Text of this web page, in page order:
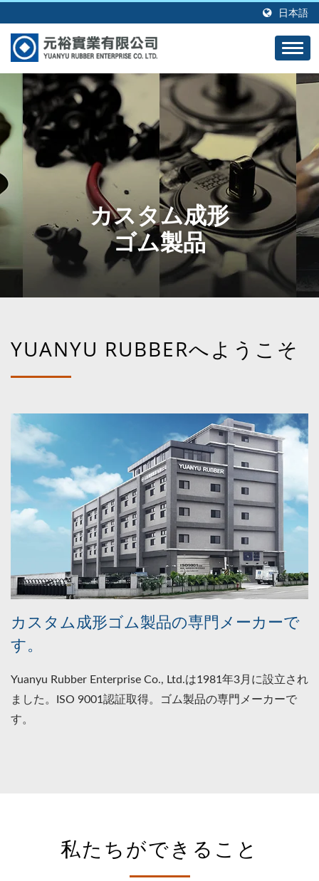
日本語
カスタム成形
ゴム製品
YUANYU RUBBERへようこそ
カスタム成形ゴム製品の専門メーカーで
す。
Yuanyu Rubber Enterprise Co., Ltd.は1981年3月に設立され
ました。ISO 9001認証取得。ゴム製品の専門メーカーで
す。
私たちができること